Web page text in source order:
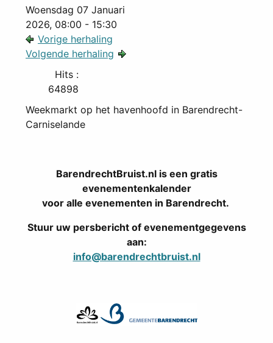
Woensdag 07 Januari
2026, 08:00 - 15:30
Vorige herhaling
Volgende herhaling
Hits :
64898
Weekmarkt op het havenhoofd in Barendrecht-
Carniselande
BarendrechtBruist.nl is een gratis
evenementenkalender
voor alle evenementen in Barendrecht.
Stuur uw persbericht of evenementgegevens
aan:
info@barendrechtbruist.nl